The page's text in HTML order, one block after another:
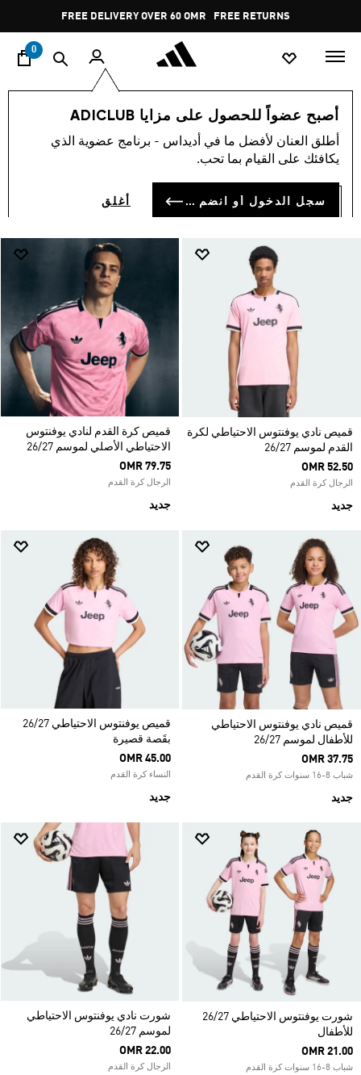
Pause
promotion
rotation
FREE RETURNS
0
أصبح عضواً للحصول على مزايا ADICLUB
أطلق العنان لأفضل ما في أديداس - برنامج عضوية الذي
يكافئك على القيام بما تحب.
سجل الدخول أو انضم الآن أغلق
تشكيلات ألبسة رياضية قمصان يوفنتوس لكرة القدم
قمصان يوفنتوس
قميص نادي يوفنتوس الاحتياطي لكرة
القدم لموسم 26/27
OMR 52.50
الرجال كرة القدم
جديد
قميص كرة القدم لنادي يوفنتوس
الاحتياطي الأصلي لموسم 26/27
OMR 79.75
الرجال كرة القدم
جديد
قميص نادي يوفنتوس الاحتياطي
للأطفال لموسم 26/27
OMR 37.75
شباب 8-16 سنوات كرة القدم
جديد
قميص يوفنتوس الاحتياطي 26/27
بقَصة قصيرة
OMR 45.00
النساء كرة القدم
جديد
شورت يوفنتوس الاحتياطي 26/27
للأطفال
OMR 21.00
شباب 8-16 سنوات كرة القدم
شورت نادي يوفنتوس الاحتياطي
لموسم 26/27
OMR 22.00
الرجال كرة القدم